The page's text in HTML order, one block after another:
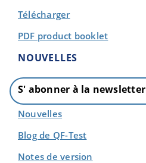
Télécharger
PDF product booklet
NOUVELLES
S' abonner à la newsletter
Nouvelles
Blog de QF-Test
Notes de version